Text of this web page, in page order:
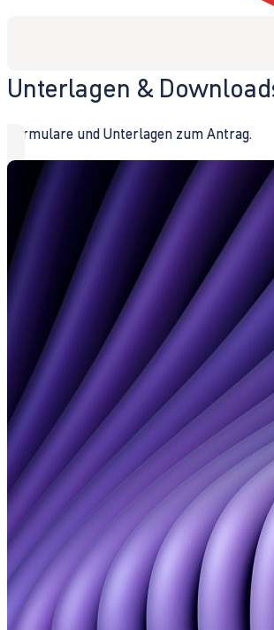
Unterlagen &
Formulare und Unterlagen zum Antrag.